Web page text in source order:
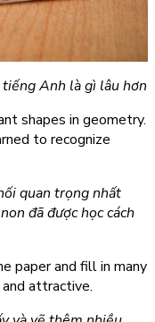
Anh là gì lâu hơn
shapes in geometry.
to recognize
quan trọng nhất
đã được học cách
paper and fill in many
attractive.